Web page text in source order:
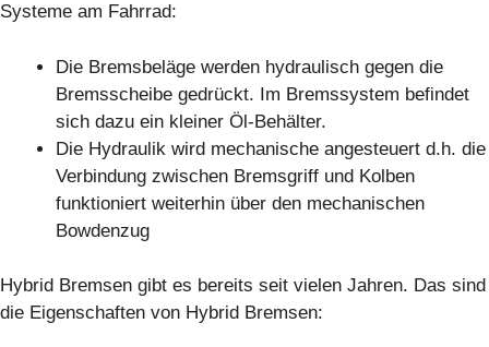
Systeme am Fahrrad:
Die Bremsbeläge werden hydraulisch gegen die
Bremsscheibe gedrückt. Im Bremssystem befindet
sich dazu ein kleiner Öl-Behälter.
Die Hydraulik wird mechanische angesteuert d.h. die
Verbindung zwischen Bremsgriff und Kolben
funktioniert weiterhin über den mechanischen
Bowdenzug
Hybrid Bremsen gibt es bereits seit vielen Jahren. Das sind
die Eigenschaften von Hybrid Bremsen: